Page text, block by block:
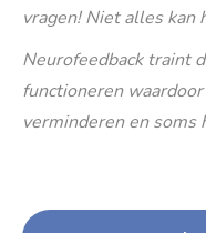
vragen! Niet alles kan
Neurofeedback traint
functioneren
verminderen en soms